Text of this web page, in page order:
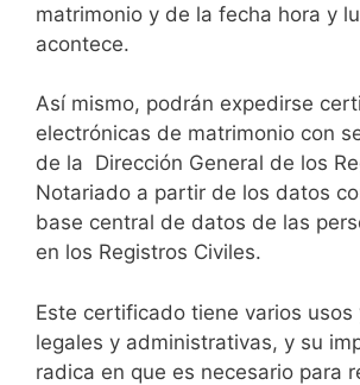
matrimonio y de la fecha hora y
acontece.
Así mismo, podrán expedirse
electrónicas de matrimonio con
de la Dirección General de los
Notariado a partir de los datos
base central de datos de las
en los Registros Civiles.
Este certificado tiene varios usos
legales y administrativas, y su
radica en que es necesario para